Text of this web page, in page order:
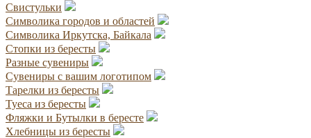
Свистульки
Символика городов и областей
Символика Иркутска, Байкала
Стопки из бересты
Разные сувениры
Сувениры с вашим логотипом
Тарелки из бересты
Туеса из бересты
Фляжки и Бутылки в бересте
Хлебницы из бересты